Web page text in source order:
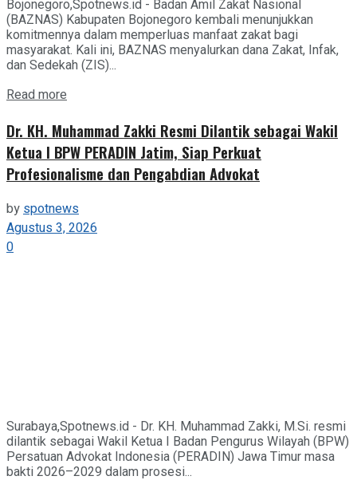
Bojonegoro,Spotnews.id - Badan Amil Zakat Nasional
(BAZNAS) Kabupaten Bojonegoro kembali menunjukkan
komitmennya dalam memperluas manfaat zakat bagi
masyarakat. Kali ini, BAZNAS menyalurkan dana Zakat, Infak,
dan Sedekah (ZIS)...
Read more
Dr. KH. Muhammad Zakki Resmi Dilantik sebagai Wakil
Ketua I BPW PERADIN Jatim, Siap Perkuat
Profesionalisme dan Pengabdian Advokat
by spotnews
Agustus 3, 2026
0
Surabaya,Spotnews.id - Dr. KH. Muhammad Zakki, M.Si. resmi
dilantik sebagai Wakil Ketua I Badan Pengurus Wilayah (BPW)
Persatuan Advokat Indonesia (PERADIN) Jawa Timur masa
bakti 2026–2029 dalam prosesi...